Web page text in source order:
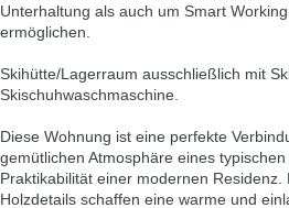
Unterhaltung als auch um Smart
ermöglichen.
Skihütte/Lagerraum ausschließlich mit
Skischuhwaschmaschine.
Diese Wohnung ist eine perfekte
gemütlichen Atmosphäre eines
Praktikabilität einer modernen Residenz.
Holzdetails schaffen eine warme und